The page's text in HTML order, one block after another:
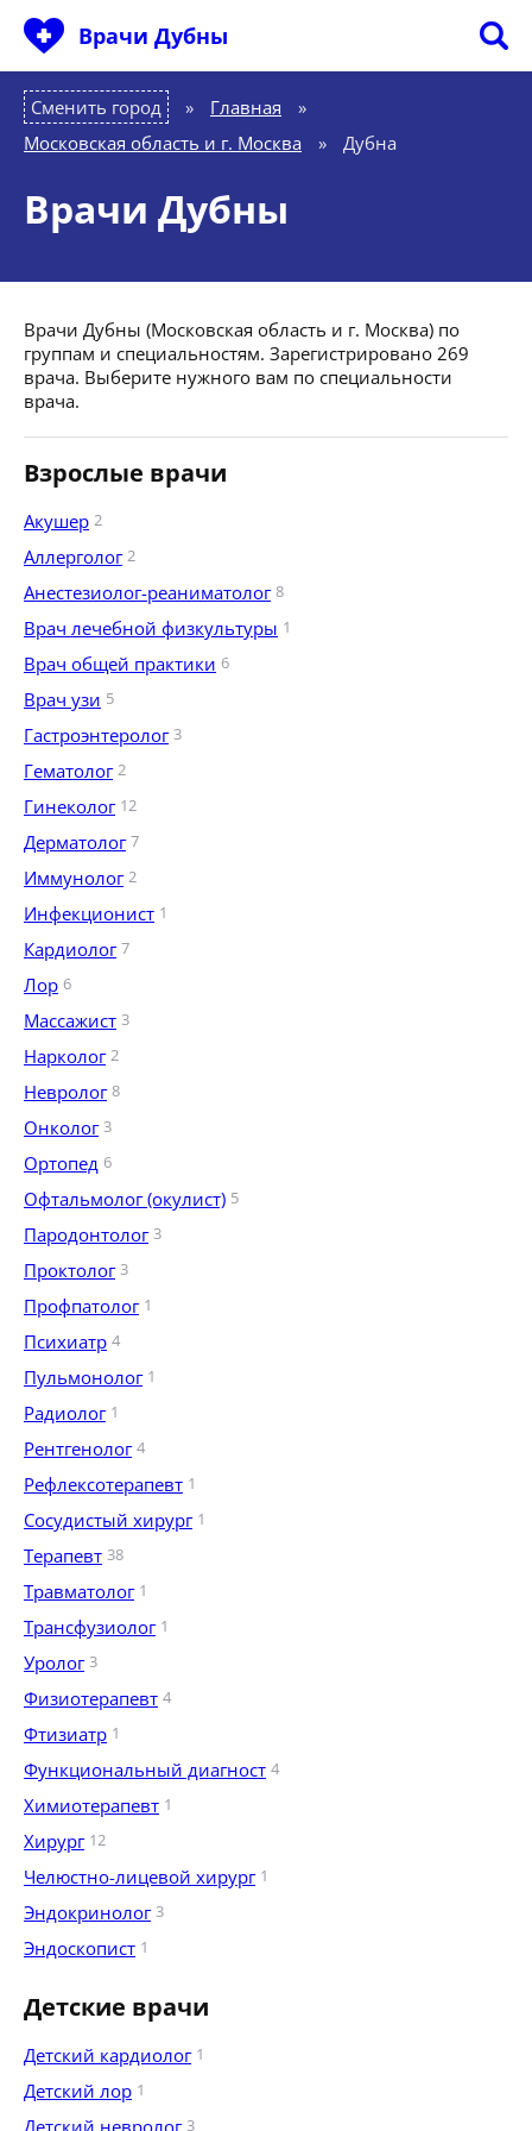
Врачи Дубны
Сменить город Главная
»
Московская область и г. Москва
» Дубна
Врачи Дубны
Врачи Дубны (Московская область и г. Москва) по
группам и специальностям. Зарегистрировано 269
врача. Выберите нужного вам по специальности
врача.
Взрослые врачи
Акушер 2
Аллерголог 2
Анестезиолог-реаниматолог 8
Врач лечебной физкультуры 1
Врач общей практики 6
Врач узи 5
Гастроэнтеролог 3
Гематолог 2
Гинеколог 12
Дерматолог 7
Иммунолог 2
Инфекционист 1
Кардиолог 7
Лор 6
Массажист 3
Нарколог 2
Невролог 8
Онколог 3
Ортопед 6
Офтальмолог (окулист) 5
Пародонтолог 3
Проктолог 3
Профпатолог 1
Психиатр 4
Пульмонолог 1
Радиолог 1
Рентгенолог 4
Рефлексотерапевт 1
Сосудистый хирург 1
Терапевт 38
Травматолог 1
Трансфузиолог 1
Уролог 3
Физиотерапевт 4
Фтизиатр 1
Функциональный диагност 4
Химиотерапевт 1
Хирург 12
Челюстно-лицевой хирург 1
Эндокринолог 3
Эндоскопист 1
Детские врачи
Детский кардиолог 1
Детский лор 1
Детский невролог 3